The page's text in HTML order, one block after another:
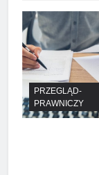
PRZEGLĄD-
PRAWNICZY